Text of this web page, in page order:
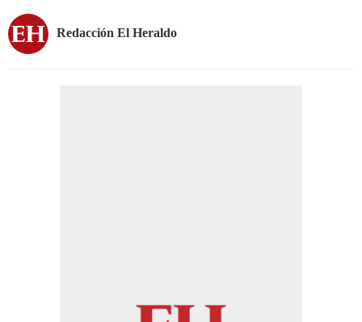
Redacción El Heraldo